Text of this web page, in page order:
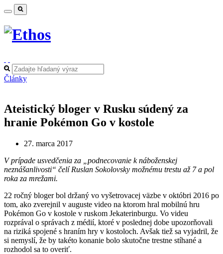
Články
Ateistický bloger v Rusku súdený za
hranie Pokémon Go v kostole
27. marca 2017
V prípade usvedčenia za „podnecovanie k náboženskej
neznášanlivosti“ čelí Ruslan Sokolovsky možnému trestu až 7 a pol
roka za mrežami.
22 ročný bloger bol držaný vo vyšetrovacej väzbe v októbri 2016 po
tom, ako zverejnil v auguste video na ktorom hral mobilnú hru
Pokémon Go v kostole v ruskom Jekaterinburgu. Vo videu
rozprával o správach z médií, ktoré v poslednej dobe upozorňovali
na riziká spojené s hraním hry v kostoloch. Avšak tiež sa vyjadril, že
si nemyslí, že by takéto konanie bolo skutočne trestne stíhané a
rozhodol sa to overiť.